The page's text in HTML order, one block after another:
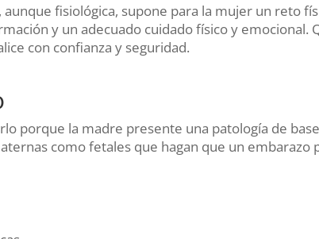
fisiológica, supone para la mujer un reto
y un adecuado cuidado físico y
con confianza y seguridad.
porque la madre presente una patología de
como fetales que hagan que un embarazo